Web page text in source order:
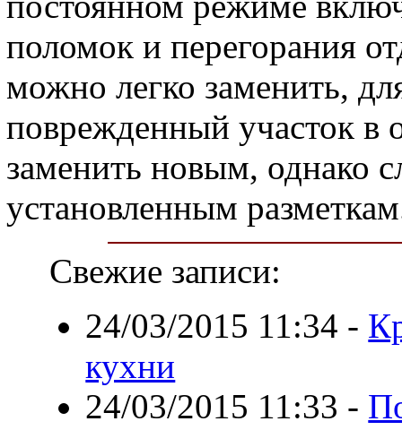
поломок и перегорания
можно легко заменить,
поврежденный участок в
заменить новым, однако
установленным
Свежие записи:
24/03/2015 11:34 -
кухни
24/03/2015 11:33 -